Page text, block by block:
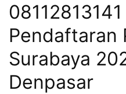
Pendaftaran
Surabaya
Denpasar